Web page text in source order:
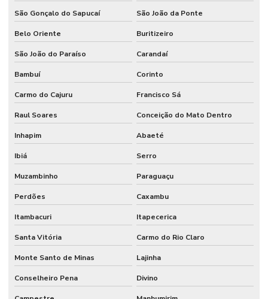
São Gonçalo do Sapucaí São João da Ponte
Belo Oriente Buritizeiro
São João do Paraíso Carandaí
Bambuí Corinto
Carmo do Cajuru Francisco Sá
Raul Soares Conceição do Mato Dentro
Inhapim Abaeté
Ibiá Serro
Muzambinho Paraguaçu
Perdões Caxambu
Itambacuri Itapecerica
Santa Vitória Carmo do Rio Claro
Monte Santo de Minas Lajinha
Conselheiro Pena Divino